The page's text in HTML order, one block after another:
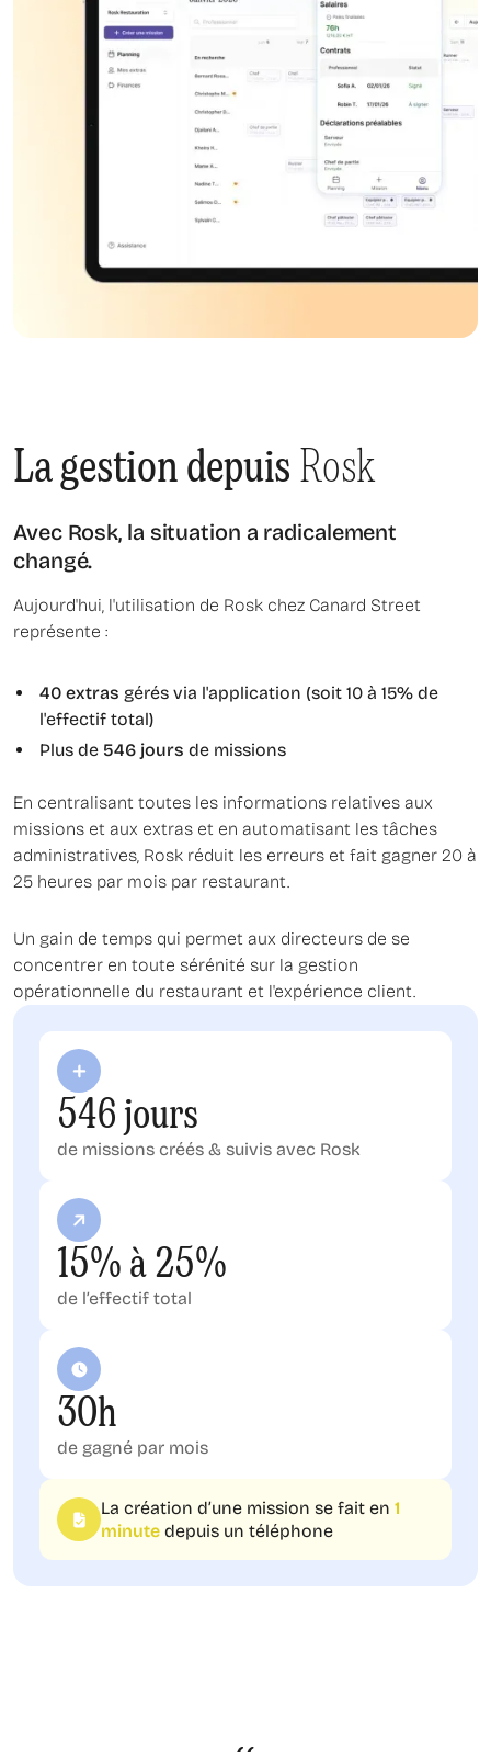
La gestion depuisRosk
Avec Rosk, la situation a radicalement
changé.
Aujourd'hui, l'utilisation de Rosk chez Canard Street
représente :
40 extras gérés via l'application (soit 10 à 15% de
l'effectif total)
Plus de 546 jours de missions
En centralisant toutes les informations relatives aux
missions et aux extras et en automatisant les tâches
administratives, Rosk réduit les erreurs et fait gagner 20 à
25 heures par mois par restaurant.
Un gain de temps qui permet aux directeurs de se
concentrer en toute sérénité sur la gestion
opérationnelle du restaurant et l'expérience client.
546 jours
de missions créés & suivis avec Rosk
15% à 25%
de l’effectif total
30h
de gagné par mois
La création d’une mission se fait en 1
minute depuis un téléphone